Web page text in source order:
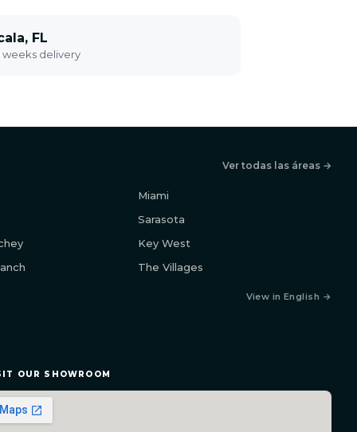
FL
weeks delivery
Ver todas las áreas →
Miami
Sarasota
Key West
The Villages
View in English →
OUR SHOWROOM